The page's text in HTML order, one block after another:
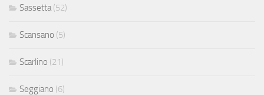
Sassetta (52)
Scansano (5)
Scarlino (21)
Seggiano (6)